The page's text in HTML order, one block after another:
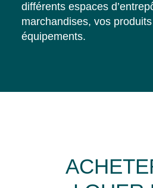
différents espaces
marchandises, vos
équipements.